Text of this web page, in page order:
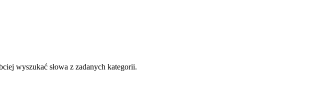
wyszukać słowa z zadanych kategorii.